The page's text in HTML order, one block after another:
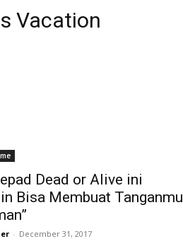
Vacation
Dead or Alive ini
Bisa Membuat Tanganmu
- December 31, 2017